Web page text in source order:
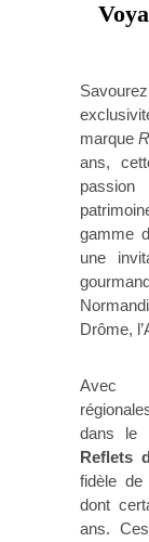
marque
ans,
gamme
une
Drôme,
Avec
dans le
Reflets
fidèle de
dont
ans.